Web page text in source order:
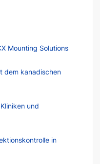
Mounting Solutions
dem kanadischen
und
in